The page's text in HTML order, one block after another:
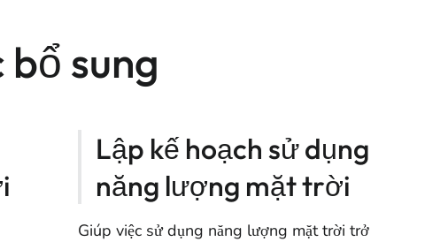
sung
Lập kế hoạch sử dụng
năng lượng mặt trời
Giúp việc sử dụng năng lượng mặt trời trở